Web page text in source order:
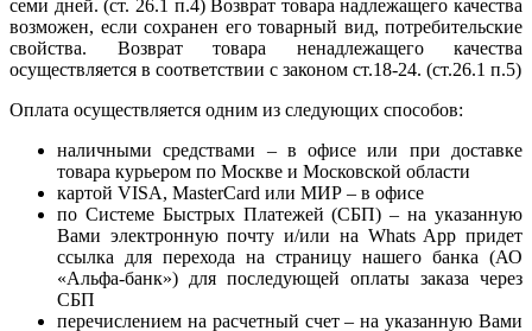
семи дней. (ст. 26.1 п.4) Возврат товара надлежащего качества
возможен, если сохранен его товарный вид, потребительские
свойства. Возврат товара ненадлежащего качества
осуществляется в соответствии с законом ст.18-24. (ст.26.1 п.5)
Оплата осуществляется одним из следующих способов:
наличными средствами – в офисе или при доставке
товара курьером по Москве и Московской области
картой VISA, MasterCard или МИР – в офисе
по Системе Быстрых Платежей (СБП) – на указанную
Вами электронную почту и/или на Whats App придет
ссылка для перехода на страницу нашего банка (АО
«Альфа-банк») для последующей оплаты заказа через
СБП
перечислением на расчетный счет – на указанную Вами